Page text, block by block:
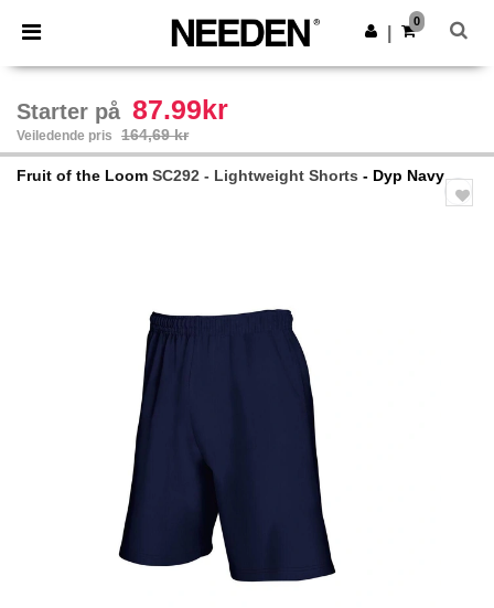
× Needen-app
Bedre priser i appen!
Last ned app
0
Starter på 87.99kr
Veiledende pris 164,69 kr
Fruit of the Loom SC292 - Lightweight Shorts - Dyp Navy